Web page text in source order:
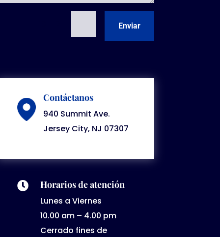
Enviar
Contáctanos
940 Summit Ave.
Jersey City, NJ 07307
 Horarios de atención
Lunes a Viernes
10.00 am – 4.00 pm
Cerrado fines de